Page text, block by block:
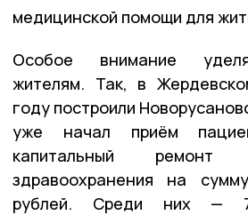
медицинской помощи для
Особое внимание
жителям. Так, в
году построили
уже начал приём
капитальный
здравоохранения на
рублей. Среди них — 7